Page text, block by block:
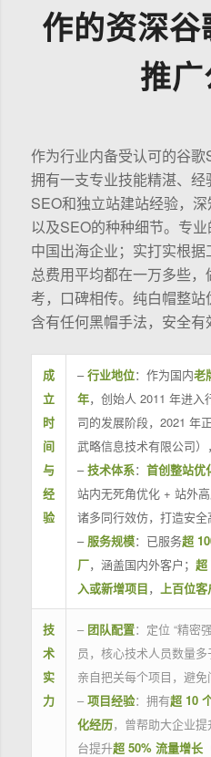
作的资深
推
作为行业内备受认可的谷
拥有一支专业技能精湛、
SEO和独立站建站经验，
以及SEO的种种细节。专
中国出海企业；实打实根
总费用平均都在一万多些
考，口碑相传。纯白帽整
含有任何黑帽手法，安全有
成
立
时
间
与
经
验
–行业地位：作为国内老
年，创始人 2011 年进入
司的发展阶段，2021 年
武略信息技术有限公司）
–技术体系： 首创整站优
站内无死角优化 + 站外
诸多同行效仿，打造安全
– 服务规模：已服务超
厂，涵盖国内外客户； 超
入或新增项目， 上百位客
技
术
实
力
– 团队配置：定位 “精密
员，核心技术人员数量
亲自把关每个项目，避免
– 项目经验：拥有超 10
化经历，曾帮助大企业
台提升超 50% 流量增长